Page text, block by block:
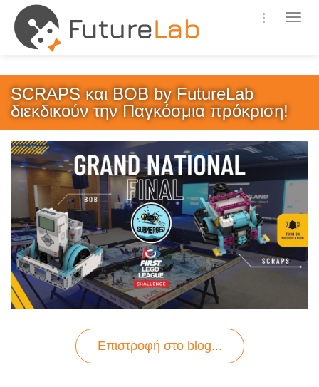
SCRAPS και BOB by FutureLab
διεκδικούν την Παγκόσμια πρόκριση!
Επιστροφή στo blog...